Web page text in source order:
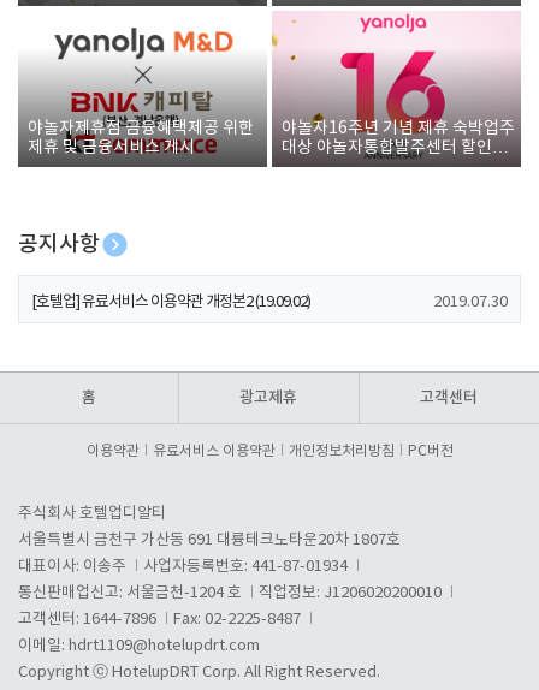
야놀자제휴점 금융혜택제공 위한
제휴 및 금융서비스 게시
야놀자16주년 기념 제휴 숙박업주
대상 야놀자통합발주센터 할인쿠
폰 증정
공지사항
[호텔업] 개인정보 처리방침 개정본1 (19.09.02)
[호텔업] 유료서비스 이용약관 개정본2 (19.09.02) 2019.07.30
홈 광고제휴 고객센터
이용약관 유료서비스 이용약관 개인정보처리방침 PC버전
주식회사 호텔업디알티
서울특별시 금천구 가산동 691 대륭테크노타운20차 1807호
대표이사: 이송주
사업자등록번호: 441-87-01934
통신판매업신고: 서울금천-1204 호
직업정보: J1206020200010
고객센터: 1644-7896
Fax: 02-2225-8487
이메일: hdrt1109@hotelupdrt.com
Copyright ⓒ HotelupDRT Corp. All Right Reserved.